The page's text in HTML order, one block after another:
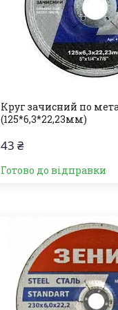
Круг зачисний по
(125*6,3*22,23мм)
43 ₴
Готово до відправки